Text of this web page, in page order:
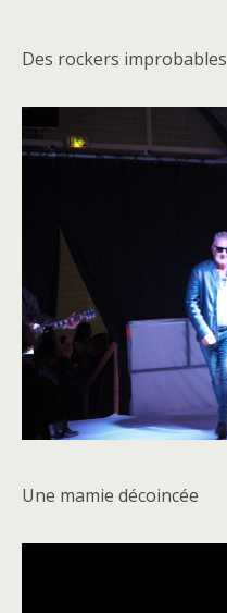
Des rockers improbables
Une mamie décoincée